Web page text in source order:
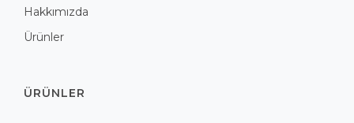
Hakkımızda
Ürünler
ÜRÜNLER